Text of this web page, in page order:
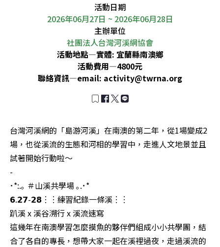
活動日期
2026年06月27日 ~ 2026年06月28日
主辦單位
社團法人台灣河溪網協會
活動地點—實體: 宜蘭縣南澳鄉
活動費用—4800元
聯絡資訊—email: activity@twrna.org
台灣河溪網的「島游河溪」在南澳的第二年，從1場變成2
場，也從溪流的生態和河相的學習中，走進人文地景並且
試著開始行動啦～
-
･*:.｡ ＃山溪共學場 ｡.･*
𝟲.𝟮𝟳-𝟮𝟴︙︙練習紀錄一條溪︙︙
趴溪 x 溪谷溯行 x 溪流速寫
這幾年在南澳學習怎麼摸魚的夥伴們組成小小共學團，結
合了各自的專長，想帶大家一起在溪裡過夜，走過溪流的